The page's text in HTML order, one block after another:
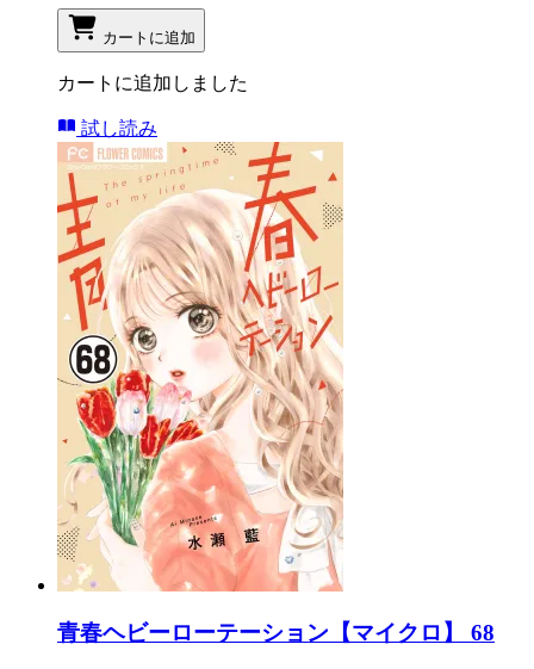
カートに追加
カートに追加しました
試し読み
青春ヘビーローテーション【マイクロ】 68